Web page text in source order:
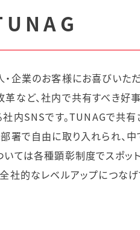
・企業のお客様にお喜びいた
革など、社内で共有すべき好
社内SNSです。TUNAGで共
部署で自由に取り入れられ、
いては各種顕彰制度でスポッ
全社的なレベルアップにつなげ